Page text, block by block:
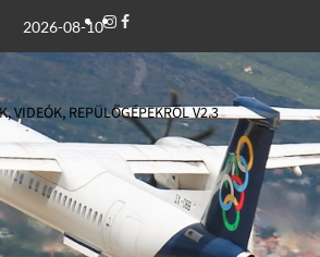
2026-08-10Instagram
Facebook
VIDEÓK, REPÜLŐGÉPEKRŐL V2.3